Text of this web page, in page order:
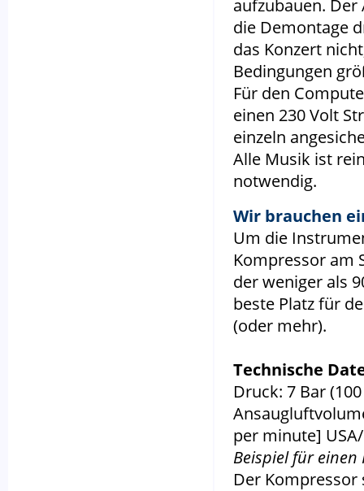
aufzubauen.
die Demontage
das Konzert
Bedingungen
Für den
einen 230 Volt
einzeln
Alle Musik ist
notwendig.
Wir brauchen
Um die
Kompressor am
der weniger als
beste Platz für
(oder mehr).
Technische
Druck: 7 Bar
per minute]
Beispiel für einen
Der